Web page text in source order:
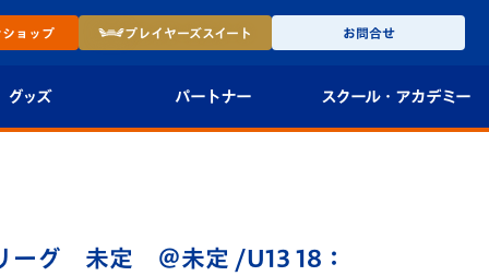
ショップ プレイヤーズスイート お問合せ
グッズ パートナー
法人限定 VIP BOX
スクール・ アカデミー
U-15
ーグ 未定 ＠未定 /U13 18：